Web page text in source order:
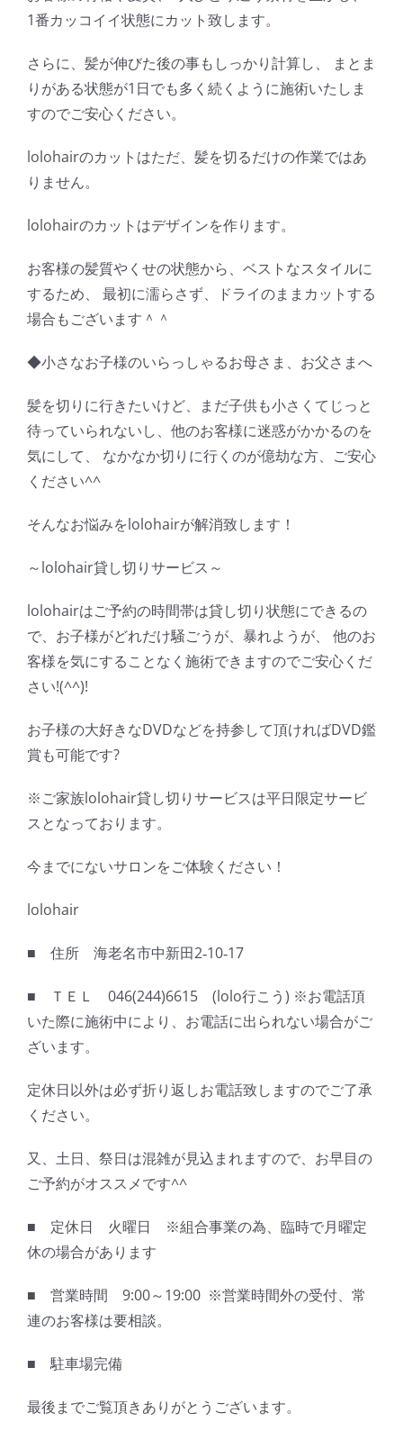
1番カッコイイ状態にカット致します。
さらに、髪が伸びた後の事もしっかり計算し、 まとま
りがある状態が1日でも多く続くように施術いたしま
すのでご安心ください。
lolohairのカットはただ、髪を切るだけの作業ではあ
りません。
lolohairのカットはデザインを作ります。
お客様の髪質やくせの状態から、ベストなスタイルに
するため、 最初に濡らさず、ドライのままカットする
場合もございます＾＾
◆小さなお子様のいらっしゃるお母さま、お父さまへ
髪を切りに行きたいけど、まだ子供も小さくてじっと
待っていられないし、他のお客様に迷惑がかかるのを
気にして、 なかなか切りに行くのが億劫な方、ご安心
ください^^
そんなお悩みをlolohairが解消致します！
～lolohair貸し切りサービス～
lolohairはご予約の時間帯は貸し切り状態にできるの
で、お子様がどれだけ騒ごうが、暴れようが、 他のお
客様を気にすることなく施術できますのでご安心くだ
さい!(^^)!
お子様の大好きなDVDなどを持参して頂ければDVD鑑
賞も可能です?
※ご家族lolohair貸し切りサービスは平日限定サービ
スとなっております。
今までにないサロンをご体験ください！
lolohair
■ 住所 海老名市中新田2‐10‐17
■ ＴＥＬ 046(244)6615 (lolo行こう) ※お電話頂
いた際に施術中により、お電話に出られない場合がご
ざいます。
定休日以外は必ず折り返しお電話致しますのでご了承
ください。
又、土日、祭日は混雑が見込まれますので、お早目の
ご予約がオススメです^^
■ 定休日 火曜日 ※組合事業の為、臨時で月曜定
休の場合があります
■ 営業時間 9:00～19:00 ※営業時間外の受付、常
連のお客様は要相談。
■ 駐車場完備
最後までご覧頂きありがとうございます。